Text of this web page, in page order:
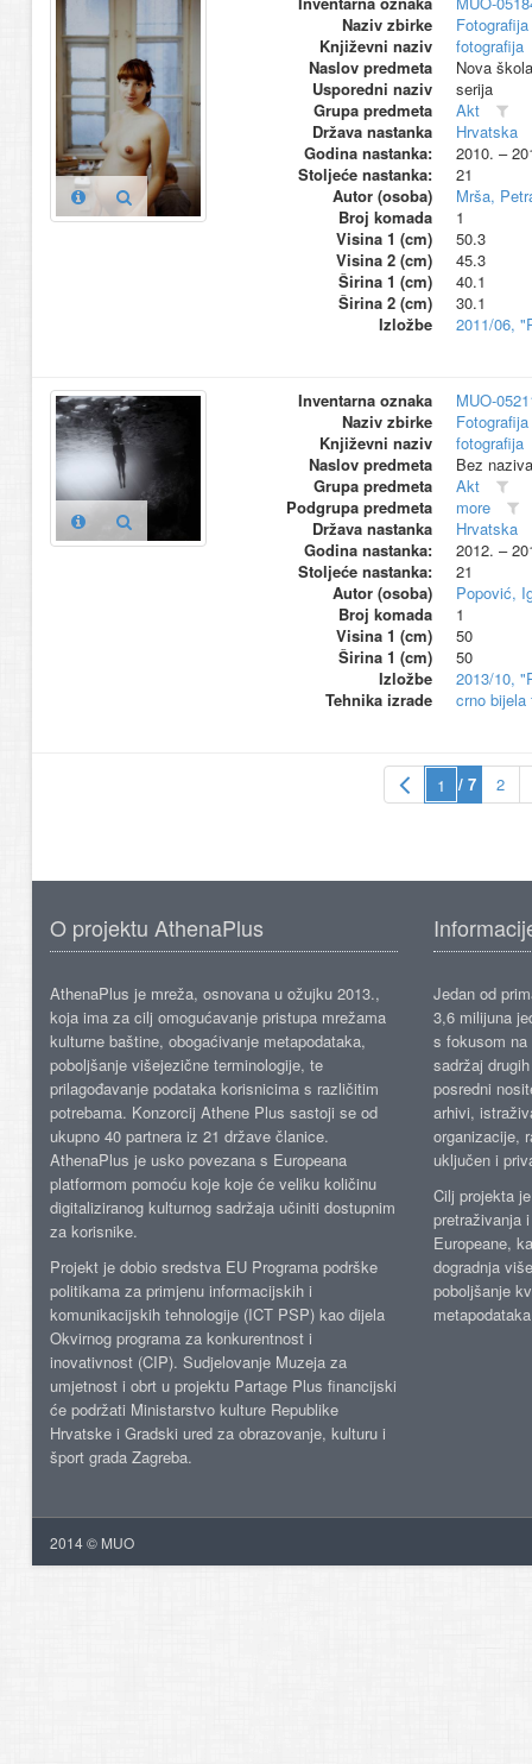
Naziv zbirke
Književni naziv
fotografija
Naslov predmeta
Nova
Usporedni naziv
serija
Grupa predmeta
Akt
Država nastanka
Hrvatska
Godina nastanka:
2010. –
Stoljeće nastanka:
21
Autor (osoba)
Mrša,
Broj komada
1
Visina 1 (cm)
50.3
Visina 2 (cm)
45.3
Širina 1 (cm)
40.1
Širina 2 (cm)
30.1
Izložbe
2011/06,
Inventarna oznaka
MUO-
Naziv zbirke
Književni naziv
fotografija
Naslov predmeta
Bez naziva
Grupa predmeta
Akt
Podgrupa predmeta
more
Država nastanka
Hrvatska
Godina nastanka:
2012. –
Stoljeće nastanka:
21
Autor (osoba)
Popović,
Broj komada
1
Visina 1 (cm)
50
Širina 1 (cm)
50
Izložbe
2013/10,
Tehnika izrade
crno bijela
/ 7 2
O projektu AthenaPlus
AthenaPlus je mreža, osnovana u ožujku 2013.,
koja ima za cilj omogućavanje pristupa mrežama
kulturne baštine, obogaćivanje metapodataka,
poboljšanje višejezične terminologije, te
prilagođavanje podataka korisnicima s različitim
potrebama. Konzorcij Athene Plus sastoji se od
ukupno 40 partnera iz 21 države članice.
AthenaPlus je usko povezana s Europeana
platformom pomoću koje koje će veliku količinu
digitaliziranog kulturnog sadržaja učiniti dostupnim
za korisnike.
Projekt je dobio sredstva EU Programa podrške
politikama za primjenu informacijskih i
komunikacijskih tehnologije (ICT PSP) kao dijela
Okvirnog programa za konkurentnost i
inovativnost (CIP). Sudjelovanje Muzeja za
umjetnost i obrt u projektu Partage Plus financijski
će podržati Ministarstvo kulture Republike
Hrvatske i Gradski ured za obrazovanje, kulturu i
šport grada Zagreba.
Jedan od
3,6 milijuna
s fokusom
sadržaj
posredni
arhivi,
organizacije,
uključen i
Cilj projekta
pretraživanja
Europeane,
dogradnja
poboljšanje
2014 © MUO